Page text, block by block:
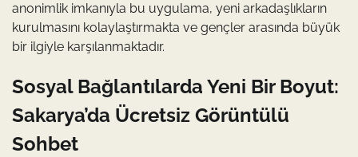
anonimlik imkanıyla bu uygulama, yeni arkadaşlıkların
kurulmasını kolaylaştırmakta ve gençler arasında büyük
bir ilgiyle karşılanmaktadır.
Sosyal Bağlantılarda Yeni Bir Boyut:
Sakarya’da Ücretsiz Görüntülü
Sohbet